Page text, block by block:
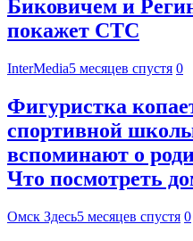
Биковичем и
покажет СТС
InterMedia5 месяцев спустя 0
Фигуристка
спортивной
вспоминают о
Что посмотреть
Омск Здесь5 месяцев спустя 0